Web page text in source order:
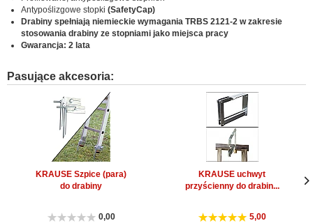
Antypoślizgowe stopki (SafetyCap)
Drabiny spełniają niemieckie wymagania TRBS 2121-2 w zakresie
stosowania drabiny ze stopniami jako miejsca pracy
Gwarancja: 2 lata
Pasujące akcesoria:
KRAUSE Szpice (para)
do drabiny
0,00
KRAUSE uchwyt
przyścienny do drabin...
5,00